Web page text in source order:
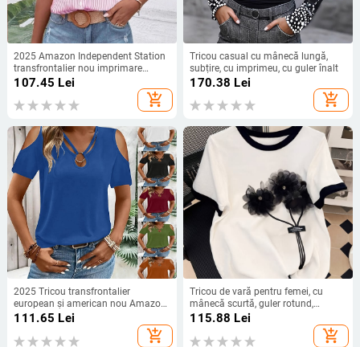
2025 Amazon Independent Station
transfrontalier nou imprimare
digitală 3D femei la modă fără
107.45 Lei
add_shopping_cart
Tricou casual cu mânecă lungă,
subțire, cu imprimeu, cu guler înalt
170.38 Lei
add_shopping_cart
2025 Tricou transfrontalier
european și american nou Amazon
Wish culoare pură, vrac, cu gât în V,
cu umăr gol, cu mânecă scurtă,
îmbrăcăminte pentru femei
111.65 Lei
add_shopping_cart
Tricou de vară pentru femei, cu
mânecă scurtă, guler rotund,
casual, cu decor floral 3D, grafic,
tricou, topuri pentru femei, plus
mărime
115.88 Lei
add_shopping_cart